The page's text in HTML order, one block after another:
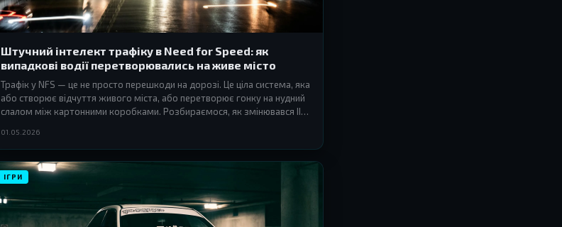
Штучний інтелект трафіку в Need for Speed: як
випадкові водії перетворювались на живе місто
Трафік у NFS — це не просто перешкоди на дорозі. Це ціла система, яка
або створює відчуття живого міста, або перетворює гонку на нудний
слалом між картонними коробками. Розбираємося, як змінювався ІІ
01.05.2026
ІГРИ